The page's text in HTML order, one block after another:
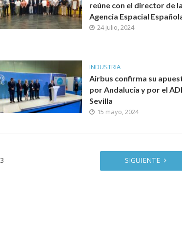
reúne con el director de la
Agencia Espacial
24 julio, 2024
INDUSTRIA
Airbus confirma su
por Andalucía y por el
Sevilla
15 mayo, 2024
3 SIGUIENTE